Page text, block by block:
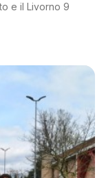
e il Livorno 9